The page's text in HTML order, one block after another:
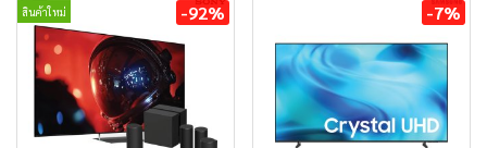
สินค้าใหม่ -92% -7%